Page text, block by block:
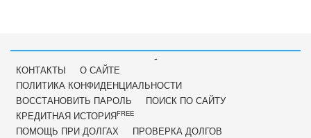
-
КОНТАКТЫ
О САЙТЕ
ПОЛИТИКА КОНФИДЕНЦИАЛЬНОСТИ
ВОССТАНОВИТЬ ПАРОЛЬ
ПОИСК ПО САЙТУ
КРЕДИТНАЯ ИСТОРИЯFREE
ПОМОЩЬ ПРИ ДОЛГАХ
ПРОВЕРКА ДОЛГОВ